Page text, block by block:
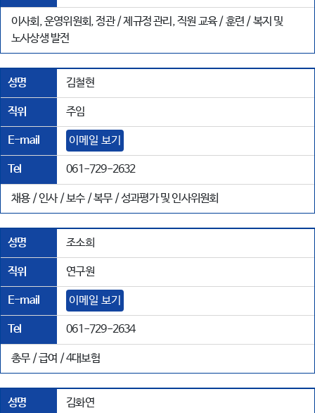
이사회, 운영위원회, 정관 / 제규정 관리, 직원 교육 / 훈련 / 복지 및
노사상생 발전
성명 김철현
직위 주임
E-mail 이메일 보기
Tel 061-729-2632
채용 / 인사 / 보수 / 복무 / 성과평가 및 인사위원회
성명 조소희
직위 연구원
E-mail 이메일 보기
Tel 061-729-2634
총무 / 급여 / 4대보험
성명 김화연